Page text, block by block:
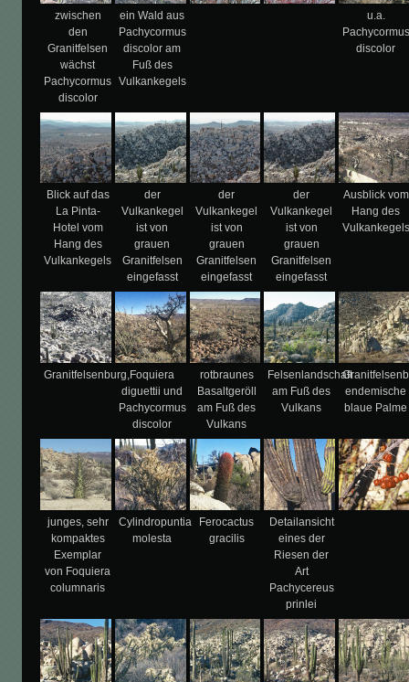
zwischen
den
Granitfelsen
wächst
Pachycormus
discolor
ein Wald aus
Pachycormus
discolor am
Fuß des
Vulkankegels
u.a.
Pachycormus
discolor
Blick auf das
La Pinta-
Hotel vom
Hang des
Vulkankegels
der
Vulkankegel
ist von
grauen
Granitfelsen
eingefasst
der
Vulkankegel
ist von
grauen
Granitfelsen
eingefasst
der
Vulkankegel
ist von
grauen
Granitfelsen
eingefasst
Ausblick vom
Hang des
Vulkankegels
Granitfelsenburg,Foquiera
diguettii und
Pachycormus
discolor
rotbraunes
Basaltgeröll
am Fuß des
Vulkans
Felsenlandschaft
am Fuß des
Vulkans
endemische
blaue Palme
junges, sehr
kompaktes
Exemplar
von Foquiera
columnaris
Cylindropuntia
molesta
Ferocactus
gracilis
Detailansicht
eines der
Riesen der
Art
Pachycereus
prinlei